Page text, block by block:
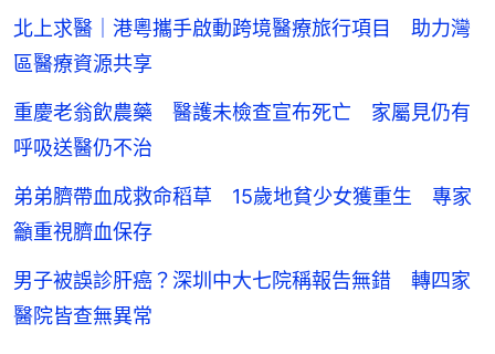
北上求醫｜港粵攜手啟動跨境醫療旅行項目 助力灣
區醫療資源共享
重慶老翁飲農藥 醫護未檢查宣布死亡 家屬見仍有
呼吸送醫仍不治
弟弟臍帶血成救命稻草 15歲地貧少女獲重生 專家
籲重視臍血保存
男子被誤診肝癌？深圳中大七院稱報告無錯 轉四家
醫院皆查無異常